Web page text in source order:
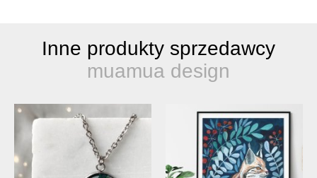
Inne produkty sprzedawcy
muamua design